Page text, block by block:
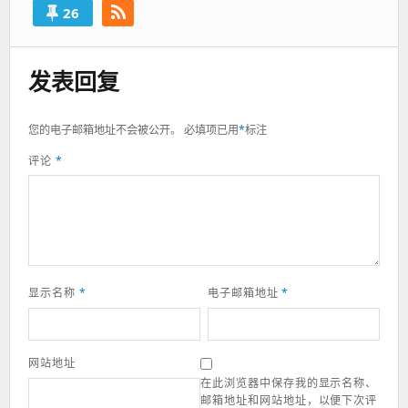
26
发表回复
您的电子邮箱地址不会被公开。 必填项已用*标注
评论 *
显示名称 * 电子邮箱地址*
网站地址
在此浏览器中保存我的显示名称、
邮箱地址和网站地址，以便下次评